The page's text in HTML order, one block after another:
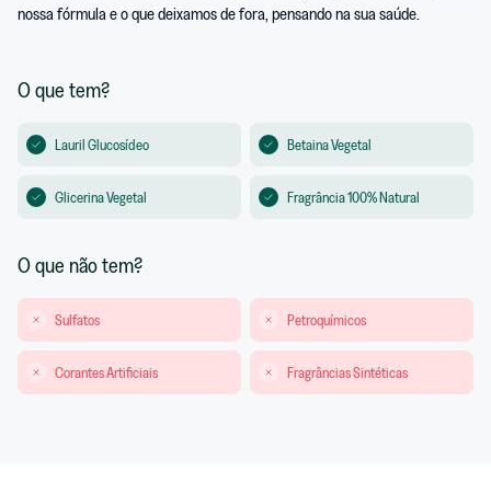
nossa fórmula e o que deixamos de fora, pensando na sua saúde.
O que tem?
Lauril Glucosídeo Betaina Vegetal
Glicerina Vegetal Fragrância 100% Natural
O que não tem?
Sulfatos Petroquímicos
Corantes Artificiais Fragrâncias Sintéticas